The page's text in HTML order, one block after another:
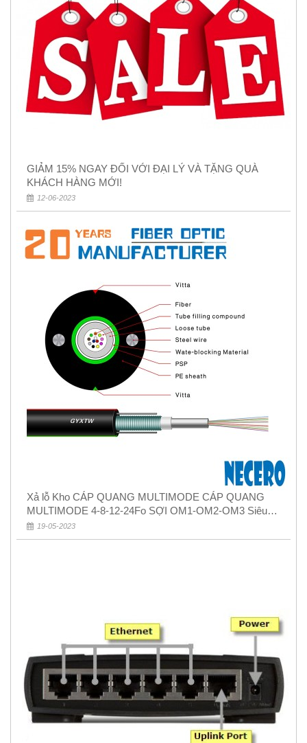
GIẢM 15% NGAY ĐỐI VỚI ĐẠI LÝ VÀ TẶNG QUÀ
KHÁCH HÀNG MỚI!
12-06-2023
Xả lỗ Kho CÁP QUANG MULTIMODE CÁP QUANG
MULTIMODE 4-8-12-24Fo SỢI OM1-OM2-OM3 Siêu
Rẻ 5k
19-05-2023